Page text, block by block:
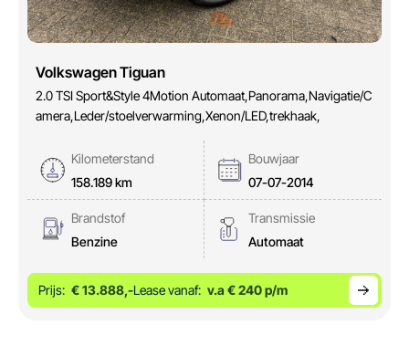
Volkswagen Tiguan
2.0 TSI Sport&Style 4Motion Automaat,Panorama,Navigatie/C
amera,Leder/stoelverwarming,Xenon/LED,trekhaak,
Kilometerstand
158.189 km
Bouwjaar
07-07-2014
Brandstof
Benzine
Transmissie
Automaat
Prijs: € 13.888,-Lease vanaf: v.a € 240 p/m